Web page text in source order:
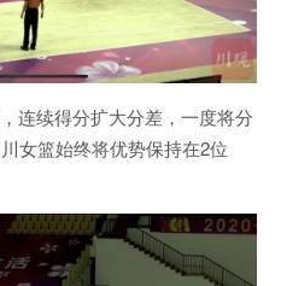
连续得分扩大分差，一度将分
女篮始终将优势保持在2位